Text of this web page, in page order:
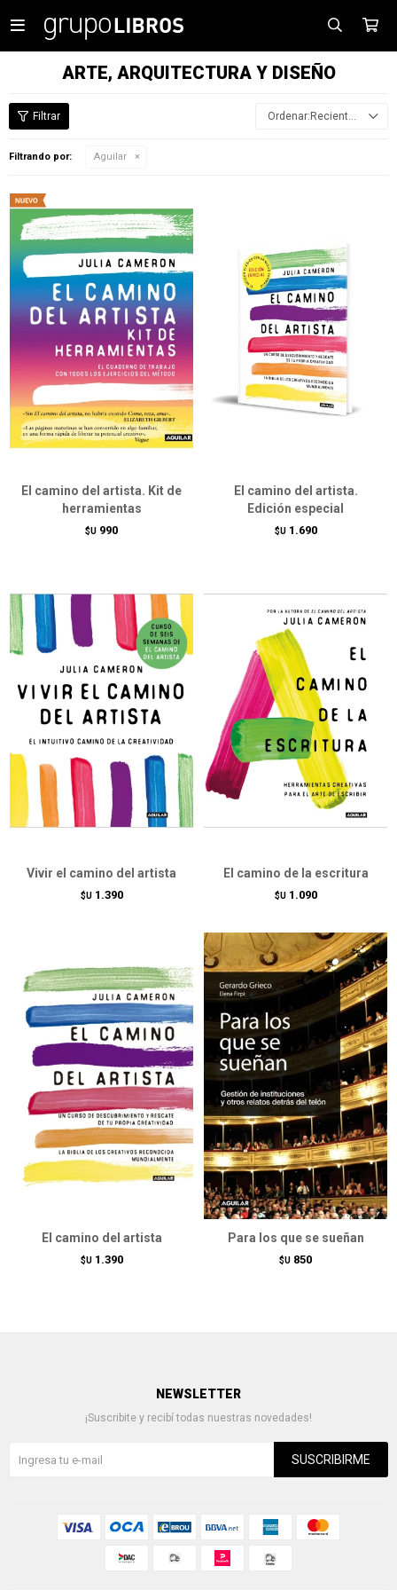

ARTE, ARQUITECTURA Y DISEÑO
Recientes
Filtrando por: Aguilar
El camino del artista. Kit de
herramientas
$U 990
El camino del artista.
Edición especial
$U 1.690
Vivir el camino del artista
$U 1.390
El camino de la escritura
$U 1.090
El camino del artista
$U 1.390
Para los que se sueñan
$U 850
NEWSLETTER
¡Suscribite y recibí todas nuestras novedades!
SUSCRIBIRME